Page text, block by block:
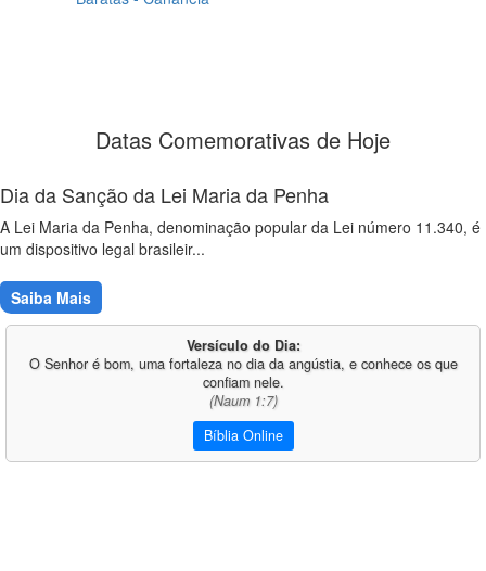
Datas Comemorativas de Hoje
Dia da Sanção da Lei Maria da Penha
A Lei Maria da Penha, denominação popular da Lei número 11.340, é
um dispositivo legal brasileir...
Saiba Mais
Versículo do Dia:
O Senhor é bom, uma fortaleza no dia da angústia, e conhece os que
confiam nele.
(Naum 1:7)
Bíblia Online